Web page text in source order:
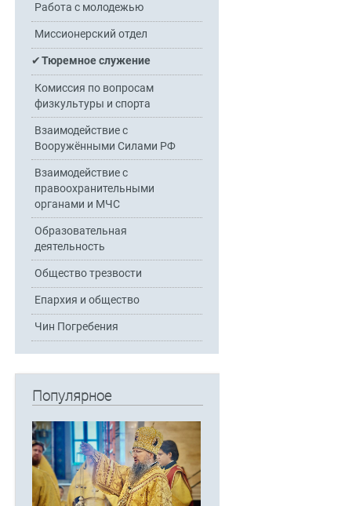
Работа с молодежью
Миссионерский отдел
Тюремное служение
Комиссия по вопросам
физкультуры и спорта
Взаимодействие с
Вооружёнными Силами РФ
Взаимодействие с
правоохранительными
органами и МЧС
Образовательная
деятельность
Общество трезвости
Епархия и общество
Чин Погребения
Популярное